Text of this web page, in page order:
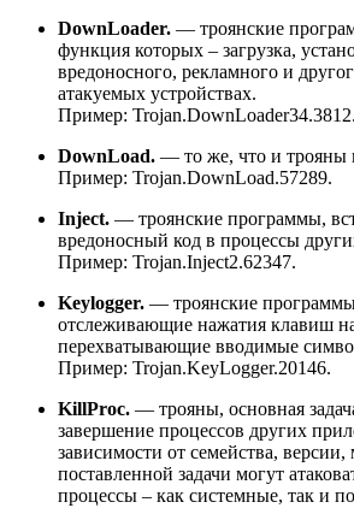
DownLoader. — троянские
функция которых – загрузка,
вредоносного, рекламного и
атакуемых устройствах.
Пример: Trojan.DownLoader34.3812.
DownLoad. — то же, что и трояны
Пример: Trojan.DownLoad.57289.
Inject. — троянские программы,
вредоносный код в процессы
Пример: Trojan.Inject2.62347.
Keylogger. — троянские
отслеживающие нажатия клавиш
перехватывающие вводимые
Пример: Trojan.KeyLogger.20146.
KillProc. — трояны, основная
завершение процессов других
зависимости от семейства,
поставленной задачи могут
процессы – как системные, так и